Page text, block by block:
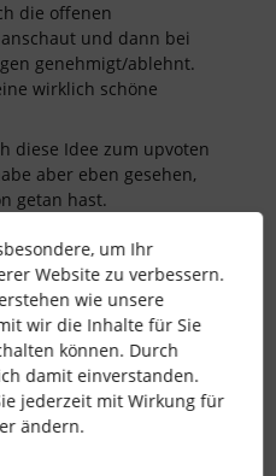
die offenen
und dann bei
genehmigt/ablehnt.
wirklich schöne
diese Idee zum upvoten
aber eben gesehen,
getan hast.
Genehmigungsprozess
um Ihr
Website zu verbessern.
wie unsere
wir die Inhalte für Sie
können. Durch
damit einverstanden.
jederzeit mit Wirkung für
ändern.